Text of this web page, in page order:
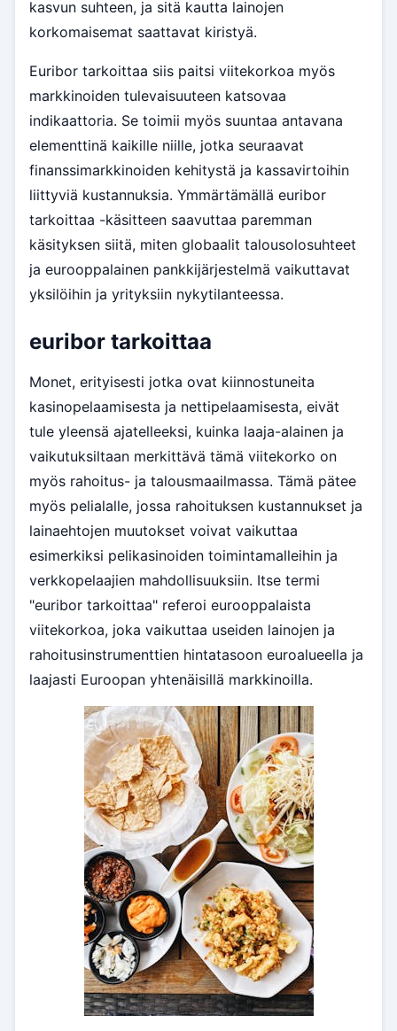
kasvun suhteen, ja sitä kautta lainojen
korkomaisemat saattavat kiristyä.
Euribor tarkoittaa siis paitsi viitekorkoa myös
markkinoiden tulevaisuuteen katsovaa
indikaattoria. Se toimii myös suuntaa antavana
elementtinä kaikille niille, jotka seuraavat
finanssimarkkinoiden kehitystä ja kassavirtoihin
liittyviä kustannuksia. Ymmärtämällä euribor
tarkoittaa -käsitteen saavuttaa paremman
käsityksen siitä, miten globaalit talousolosuhteet
ja eurooppalainen pankkijärjestelmä vaikuttavat
yksilöihin ja yrityksiin nykytilanteessa.
euribor tarkoittaa
Monet, erityisesti jotka ovat kiinnostuneita
kasinopelaamisesta ja nettipelaamisesta, eivät
tule yleensä ajatelleeksi, kuinka laaja-alainen ja
vaikutuksiltaan merkittävä tämä viitekorko on
myös rahoitus- ja talousmaailmassa. Tämä pätee
myös pelialalle, jossa rahoituksen kustannukset ja
lainaehtojen muutokset voivat vaikuttaa
esimerkiksi pelikasinoiden toimintamalleihin ja
verkkopelaajien mahdollisuuksiin. Itse termi
"euribor tarkoittaa" referoi eurooppalaista
viitekorkoa, joka vaikuttaa useiden lainojen ja
rahoitusinstrumenttien hintatasoon euroalueella ja
laajasti Euroopan yhtenäisillä markkinoilla.